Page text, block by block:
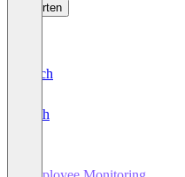
Bewerten
Deutsch
English